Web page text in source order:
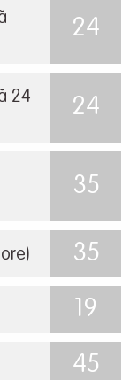
24
24
24
35
35
19
45